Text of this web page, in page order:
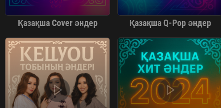
Қазақша Cover әндер Қазақша Q-Pop әндер